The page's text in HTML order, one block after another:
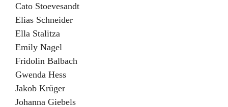
Cato Stoevesandt
Elias Schneider
Ella Stalitza
Emily Nagel
Fridolin Balbach
Gwenda Hess
Jakob Krüger
Johanna Giebels